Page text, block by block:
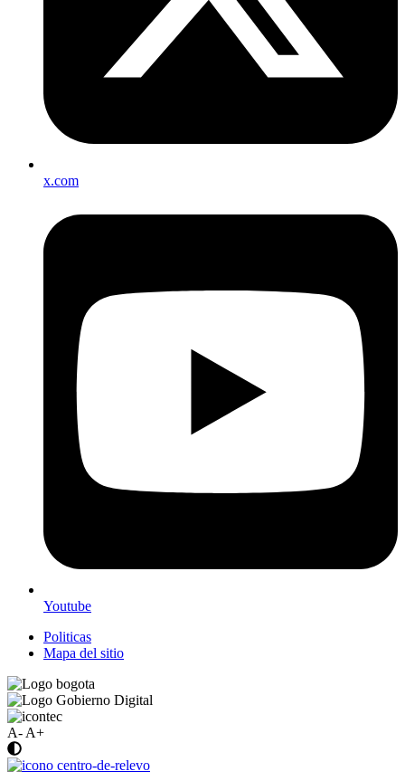
x.com
Youtube
Politicas
Mapa del sitio
A- A+